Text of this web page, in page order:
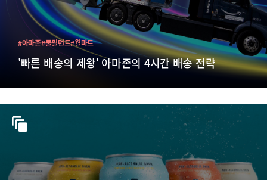
'빠른 배송의 제왕' 아마존의 4시간 배송 전략
#아마존#풀필먼트#월마트